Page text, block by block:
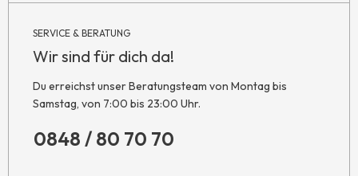
SERVICE & BERATUNG
Wir sind für dich da!
Du erreichst unser Beratungsteam von Montag bis
Samstag, von 7:00 bis 23:00 Uhr.
0848 / 80 70 70